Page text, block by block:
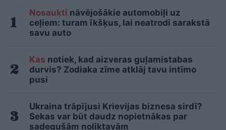
Nosaukti nāvējošākie automobiļi uz
ceļiem: turam īkšķus, lai neatrodi sarakstā
savu auto
Kas notiek, kad aizveras guļamistabas
durvis? Zodiaka zīme atklāj tavu intīmo
pusi
Ukraina trāpījusi Krievijas biznesa sirdī?
Sekas var būt daudz nopietnākas par
sadegušām noliktavām